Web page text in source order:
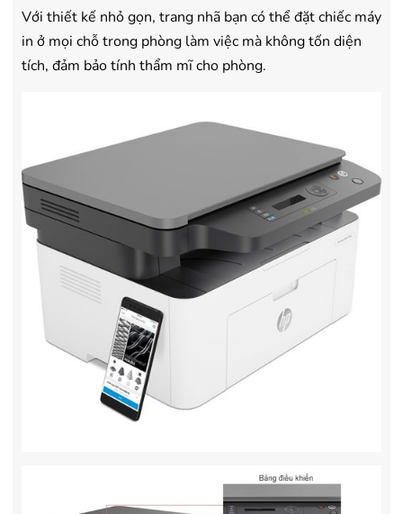
Với thiết kế nhỏ gọn, trang nhã bạn có thể đặt chiếc máy
in ở mọi chỗ trong phòng làm việc mà không tốn diện
tích, đảm bảo tính thẩm mĩ cho phòng.